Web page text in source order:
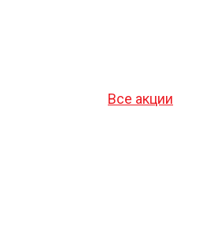
Все акции